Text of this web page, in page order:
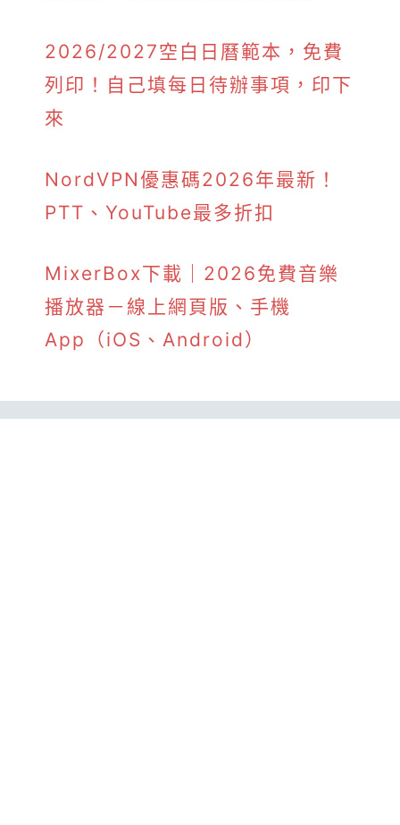
2026/2027空白日曆範本，免費
列印！自己填每日待辦事項，印下
來
NordVPN優惠碼2026年最新！
PTT、YouTube最多折扣
MixerBox下載｜2026免費音樂
播放器－線上網頁版、手機
App（iOS、Android）